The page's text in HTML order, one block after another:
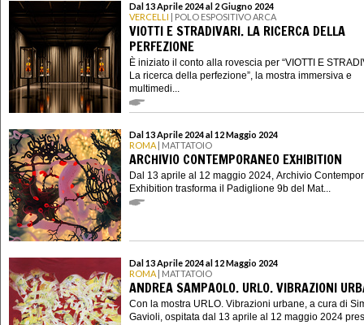
Dal 13 Aprile 2024 al 2 Giugno 2024
VERCELLI | POLO ESPOSITIVO ARCA
VIOTTI E STRADIVARI. LA RICERCA DELLA
PERFEZIONE
È iniziato il conto alla rovescia per “VIOTTI E
La ricerca della perfezione”, la mostra immersiva e
multimedi...
Dal 13 Aprile 2024 al 12 Maggio 2024
ROMA | MATTATOIO
ARCHIVIO CONTEMPORANEO EXHIBITION
Dal 13 aprile al 12 maggio 2024, Archivio
Exhibition trasforma il Padiglione 9b del Mat...
Dal 13 Aprile 2024 al 12 Maggio 2024
ROMA | MATTATOIO
ANDREA SAMPAOLO. URLO. VIBRAZIONI
Con la mostra URLO. Vibrazioni urbane, a cura di
Gavioli, ospitata dal 13 aprile al 12 maggio 2024